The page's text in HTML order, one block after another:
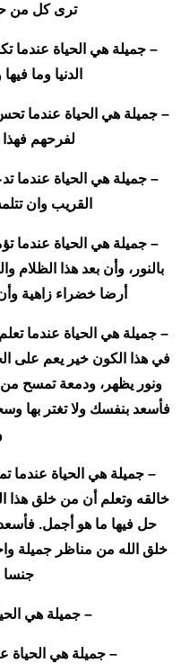
ترى كل من
– جميلة هي الحياة عندما
الدنيا وما
– جميلة هي الحياة عندما
لفرحهم
– جميلة هي الحياة عندما
القريب وان
– جميلة هي الحياة عندما
بالنور، وأن بعد هذا الظلام
أرضا خضراء زاهية
– جميلة هي الحياة عندما
في هذا الكون خير يعم على
ونور يظهر، ودمعة تمسح
فأسعد بنفسك ولا تغتر بها
– جميلة هي الحياة عندما
خالقه وتعلم أن من خلق هذا
حل فيها ما هو أجمل. فأسعد
خلق الله من مناظر جميلة
جنسا
– جميلة هي
– جميلة هي الحياة